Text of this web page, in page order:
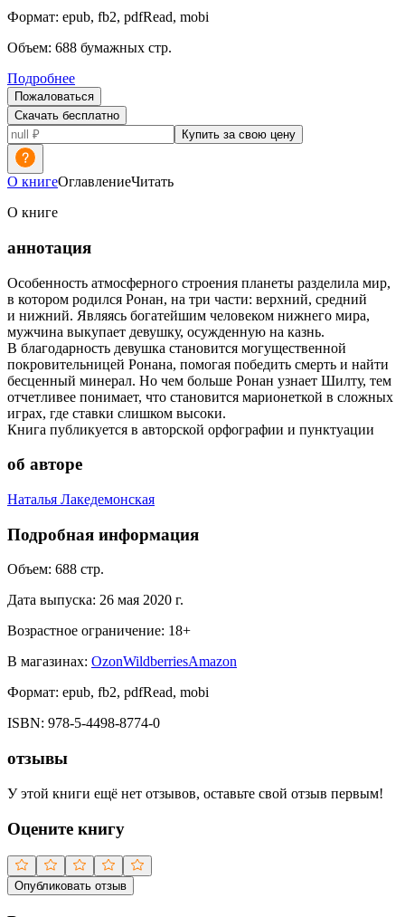
Формат: epub, fb2, pdfRead, mobi
Объем: 688 бумажных стр.
Подробнее
Пожаловаться
Скачать бесплатно
Купить за свою цену
О книгеОглавлениеЧитать
О книге
аннотация
Особенность атмосферного строения планеты разделила мир,
в котором родился Ронан, на три части: верхний, средний
и нижний. Являясь богатейшим человеком нижнего мира,
мужчина выкупает девушку, осужденную на казнь.
В благодарность девушка становится могущественной
покровительницей Ронана, помогая победить смерть и найти
бесценный минерал. Но чем больше Ронан узнает Шилту, тем
отчетливее понимает, что становится марионеткой в сложных
играх, где ставки слишком высоки.
Книга публикуется в авторской орфографии и пунктуации
об авторе
Наталья Лакедемонская
Подробная информация
Объем: 688 стр.
Дата выпуска: 26 мая 2020 г.
Возрастное ограничение: 18+
В магазинах: OzonWildberriesAmazon
Формат: epub, fb2, pdfRead, mobi
ISBN: 978-5-4498-8774-0
отзывы
У этой книги ещё нет отзывов, оставьте свой отзыв первым!
Оцените книгу
Опубликовать отзыв